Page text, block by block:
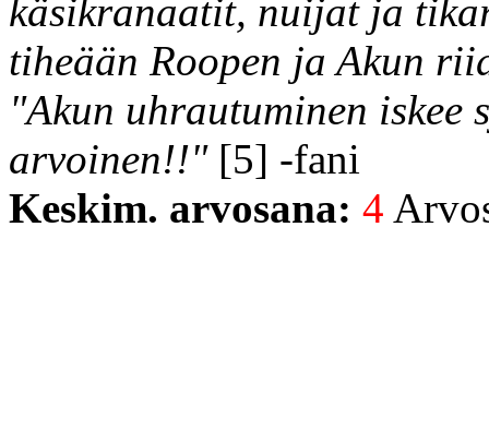
käsikranaatit, nuijat ja
tiheään Roopen ja Akun
"Akun uhrautuminen iskee
arvoinen!!"[5] -fani
Keskim. arvosana: 4